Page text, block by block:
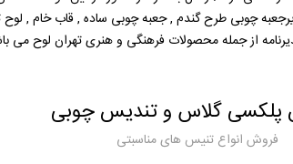
چوبی طرح گندم , جعبه چوبی ساده , قاب خام , لوح
از جمله محصولات فرهنگی و هنری تهران لوح می
پلکسی گلاس و تندیس چوبی
فروش انواع تنیس های مناسبتی